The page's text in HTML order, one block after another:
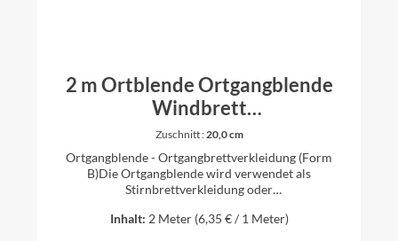
2 m Ortblende Ortgangblende
Windbrett
Ortgangbrettverkleidung
Dachblende Alu Natur (Form B)
Zuschnitt :20,0 cm
Ortgangblende - Ortgangbrettverkleidung (Form
B)Die Ortgangblende wird verwendet als
Stirnbrettverkleidung oder
verschiedenen ZuschnittenSeite a = Zuschnitt
Inhalt: 2 Meter (6,35 € / 1 Meter)